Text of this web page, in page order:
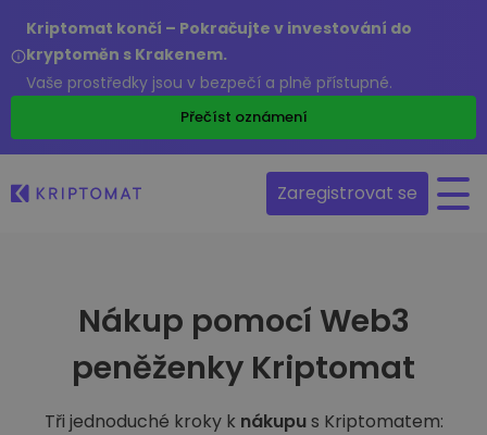
Kriptomat končí – Pokračujte v investování do
kryptoměn s Krakenem.
Vaše prostředky jsou v bezpečí a plně přístupné.
Přečíst oznámení
Zaregistrovat se
Nákup pomocí Web3
peněženky Kriptomat
Tři jednoduché kroky k nákupus Kriptomatem: